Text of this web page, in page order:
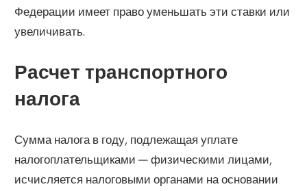
Федерации имеет право уменьшать эти ставки или
увеличивать.
Расчет транспортного
налога
Сумма налога в году, подлежащая уплате
налогоплательщиками — физическими лицами,
исчисляется налоговыми органами на основании